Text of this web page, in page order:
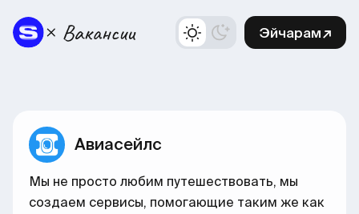
Эйчарам↗
Авиасейлс
Мы не просто любим путешествовать, мы
создаем сервисы, помогающие таким же как